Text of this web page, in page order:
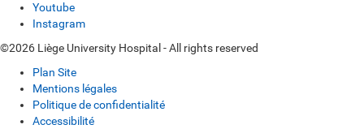
Youtube
Instagram
©2026 Liège University Hospital - All rights reserved
Plan Site
Mentions légales
Politique de confidentialité
Accessibilité